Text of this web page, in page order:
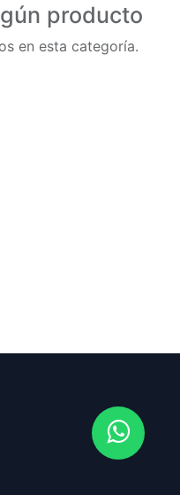
producto
en esta categoría.